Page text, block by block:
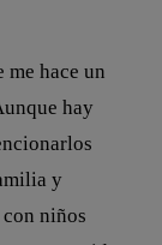
me hace un
hay
y
niños